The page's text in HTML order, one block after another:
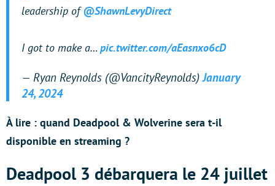
leadership of@ShawnLevyDirect
I got to make a…pic.twitter.com/aEasnxo6cD
— Ryan Reynolds (@VancityReynolds)January
24, 2024
À lire : quand Deadpool & Wolverine sera t-il
disponible en streaming ?
Deadpool 3 débarquera le 24 juillet